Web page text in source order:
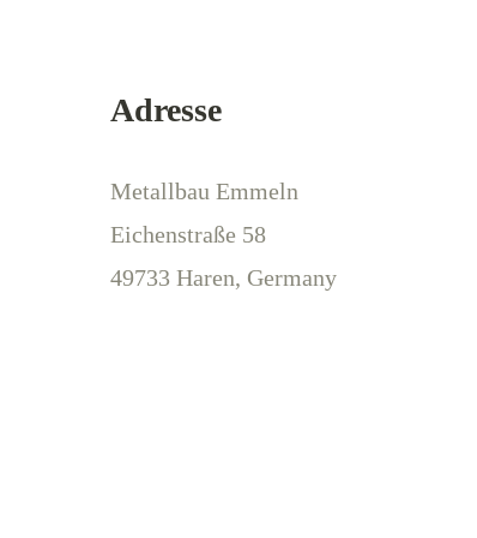
Adresse
Metallbau Emmeln
Eichenstraße 58
49733 Haren, Germany